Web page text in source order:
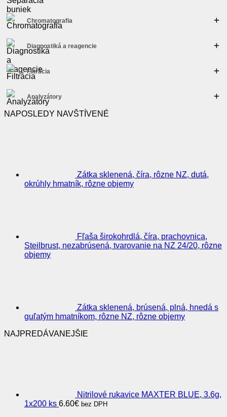
Chromatografia
Diagnostiká a reagencie
Filtrácia
Analyzátory
NAPOSLEDY NAVŠTÍVENÉ
Zátka sklenená, číra, rôzne NZ, dutá,
okrúhly hmatník, rôzne objemy
Fľaša širokohrdlá, číra, prachovnica,
Steilbrust, nezabrúsená, tvarovanie na NZ 24/20, rôzne
objemy
Zátka sklenená, brúsená, plná, hnedá s
guľatým hmatníkom, rôzne NZ, rôzne objemy
NAJPREDÁVANEJŠIE
Nitrilové rukavice MAXTER BLUE, 3.6g,
1x200 ks 6.60€ bez DPH